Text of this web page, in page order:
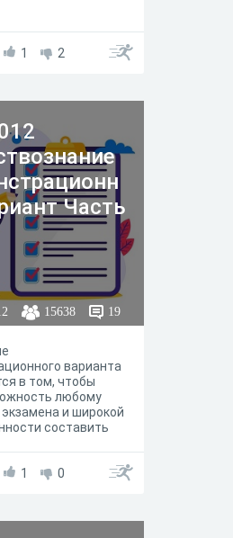
1 2
Часть
15638 19
варианта
в том, чтобы
любому
экзамена и широкой
составить
форме, уровне
1 0